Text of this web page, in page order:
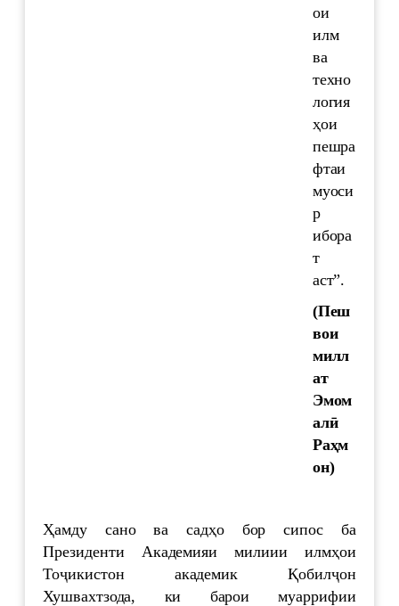
ои
илм
ва
техно
логия
ҳои
пешра
фтаи
муоси
р
ибора
т
аст”.
(Пеш
вои
милл
ат
Эмом
алӣ
Раҳм
он)
Ҳамду сано ва садҳо бор сипос ба
Президенти Академияи милиии илмҳои
Тоҷикистон академик Қобилҷон
Хушвахтзода, ки барои муаррифии